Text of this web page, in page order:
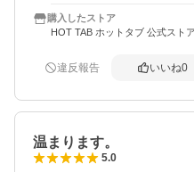
購入したストア
HOT TAB ホットタブ 公式ストア
違反報告 いいね0
温まります。
5.0